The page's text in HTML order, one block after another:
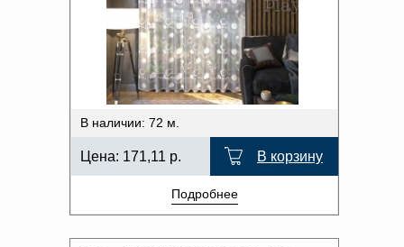
В наличии: 72 м.
Цена: 171,11 р. В корзину
Подробнее